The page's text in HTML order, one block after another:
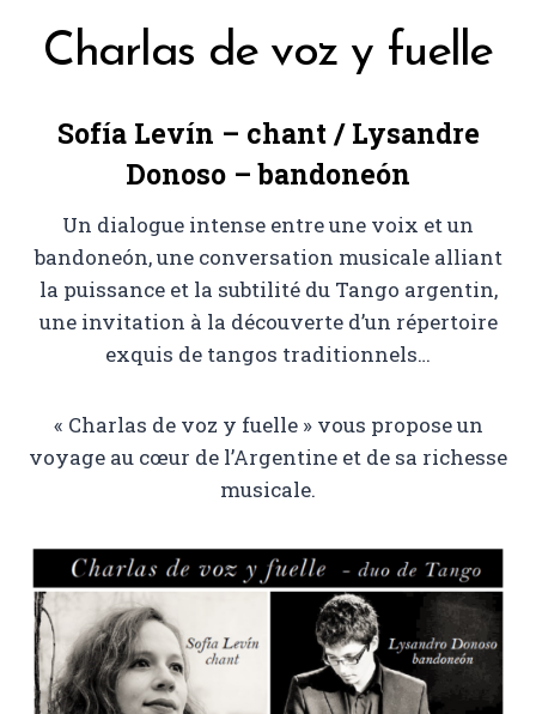
Charlas de voz y fuelle
Sofía Levín – chant / Lysandre
Donoso – bandoneón
Un dialogue intense entre une voix et un
bandoneón, une conversation musicale alliant
la puissance et la subtilité du Tango argentin,
une invitation à la découverte d’un répertoire
exquis de tangos traditionnels…
« Charlas de voz y fuelle » vous propose un
voyage au cœur de l’Argentine et de sa richesse
musicale.